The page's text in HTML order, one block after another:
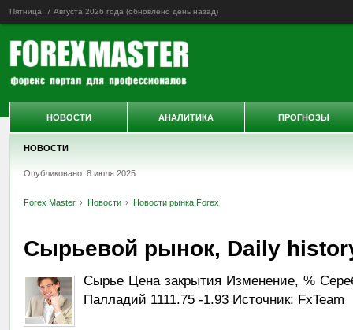
Пятница, 7 Августа 2026 года (обновлено день назад)
НОВОСТИ
Опубликовано: 8 июля 2025
Forex Master Новости Новости рынка Forex
Сырьевой рынок, Daily
Сырье Цена закрытия Изменение, %
Палладий 1111.75 -1.93 Источник: FxTeam
НОВОСТИ АНАЛИТИКА ПРОГНОЗЫ